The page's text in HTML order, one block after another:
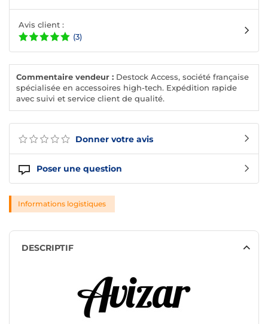
Donner votre avis
Poser une question
Avis client :
(3)
Commentaire vendeur : Destock Access, société française
spécialisée en accessoires high-tech. Expédition rapide
avec suivi et service client de qualité.
Informations logistiques
DESCRIPTIF